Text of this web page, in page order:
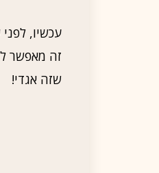
עכשיו,
זה מאפשר
שזה אגדי!